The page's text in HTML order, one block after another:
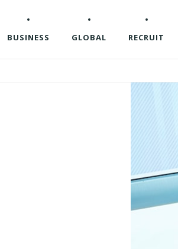
BUSINESS GLOBAL RECRUIT